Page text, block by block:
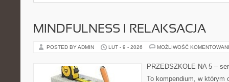
MINDFULNESS I RELAKSACJA
POSTED BY ADMIN LUT - 9 - 2026 MOŻLIWOŚĆ
PRZEDSZKOLE NA 5 –
To kompendium, w którym